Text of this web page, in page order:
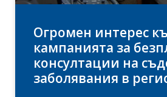
Огромен интерес
кампанията за
консултации на
заболявания в